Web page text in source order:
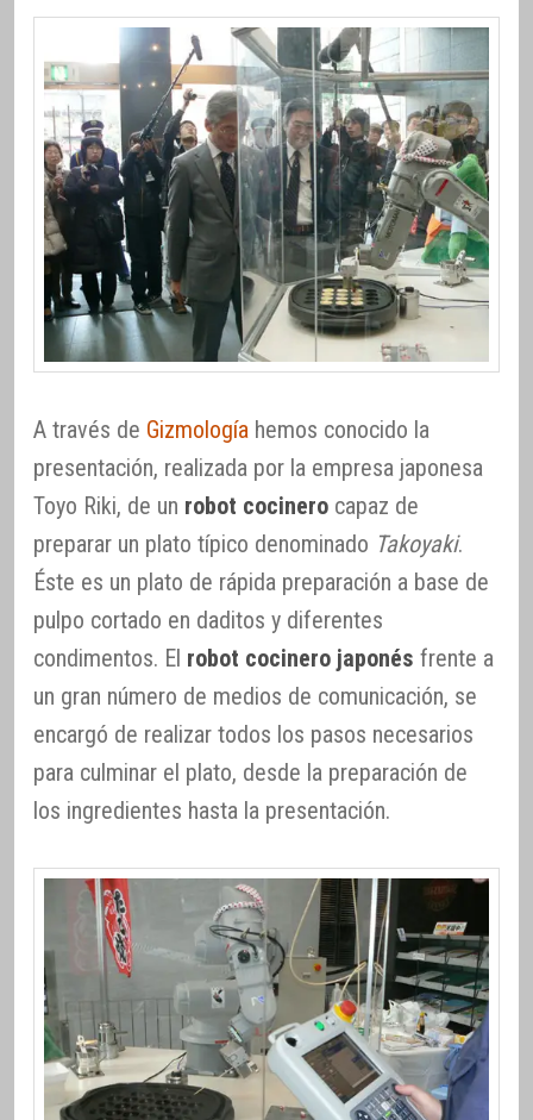
A través de Gizmología hemos conocido la
presentación, realizada por la empresa japonesa
Toyo Riki, de un robot cocinero capaz de
preparar un plato típico denominado Takoyaki.
Éste es un plato de rápida preparación a base de
pulpo cortado en daditos y diferentes
condimentos. El robot cocinero japonés frente a
un gran número de medios de comunicación, se
encargó de realizar todos los pasos necesarios
para culminar el plato, desde la preparación de
los ingredientes hasta la presentación.